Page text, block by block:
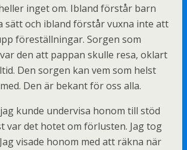
inget om. Ibland förstår barn
sätt och ibland förstår vuxna inte att
föreställningar. Sorgen som
den att pappan skulle resa, oklart
Den sorgen kan vem som helst
Den är bekant för oss alla.
kunde undervisa honom till stöd
var det hotet om förlusten. Jag tog
visade honom med att räkna när